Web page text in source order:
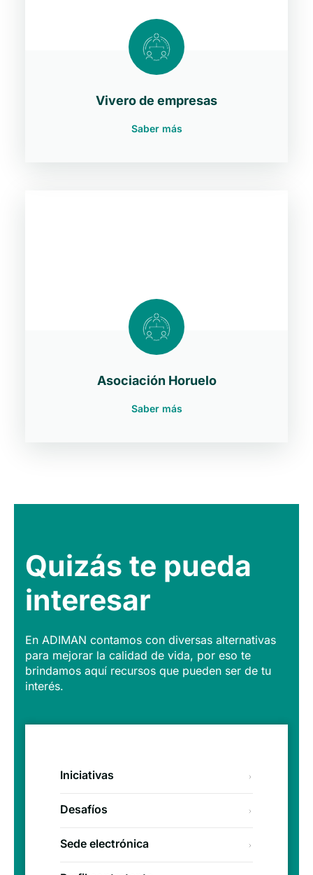
Vivero de empresas
Saber más
Asociación Horuelo
Saber más
Quizás te pueda
interesar
En ADIMAN contamos con diversas alternativas
para mejorar la calidad de vida, por eso te
brindamos aquí recursos que pueden ser de tu
interés.
Iniciativas
Desafíos
Sede electrónica